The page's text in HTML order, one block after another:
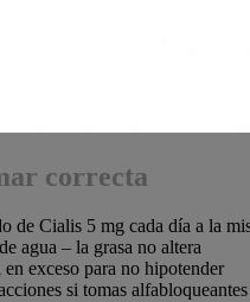
correcta
de Cialis 5 mg cada día a la
agua – la grasa no altera
exceso para no hipotender
si tomas alfabloqueantes